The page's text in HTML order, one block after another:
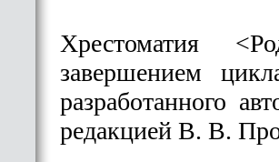
Хрестоматия
завершением
разработанного
редакцией В. В.